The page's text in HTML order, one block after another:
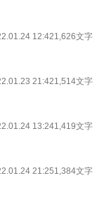
12:421,626文字
21:421,514文字
13:241,419文字
21:251,384文字